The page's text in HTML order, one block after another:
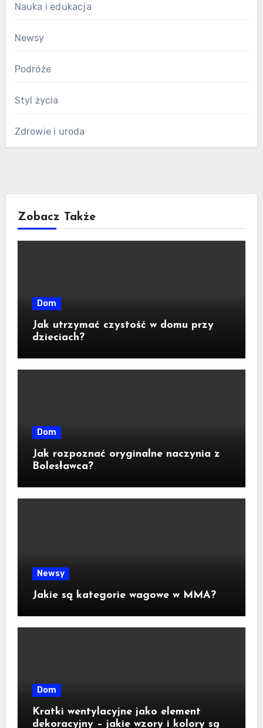
Nauka i edukacja
Newsy
Podróże
Styl życia
Zdrowie i uroda
Zobacz Także
Dom
Jak utrzymać czystość w domu przy
dzieciach?
Dom
Jak rozpoznać oryginalne naczynia z
Bolesławca?
Newsy
Jakie są kategorie wagowe w MMA?
Dom
Kratki wentylacyjne jako element
dekoracyjny – jakie wzory i kolory są